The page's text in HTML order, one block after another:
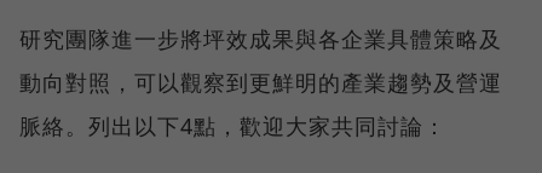
研究團隊進一步將坪效成果與各企業具體策略及
動向對照，可以觀察到更鮮明的產業趨勢及營運
脈絡。列出以下4點，歡迎大家共同討論：